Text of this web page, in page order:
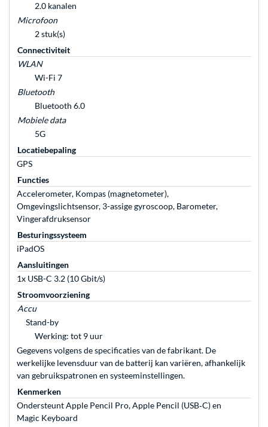
2.0 kanalen
Microfoon
2 stuk(s)
Connectiviteit
WLAN
Wi-Fi 7
Bluetooth
Bluetooth 6.0
Mobiele data
5G
Locatiebepaling
GPS
Functies
Accelerometer, Kompas (magnetometer),
Omgevingslichtsensor, 3-assige gyroscoop, Barometer,
Vingerafdruksensor
Besturingssysteem
iPadOS
Aansluitingen
1x USB-C 3.2 (10 Gbit/s)
Stroomvoorziening
Accu
Stand-by
Werking: tot 9 uur
Gegevens volgens de specificaties van de fabrikant. De
werkelijke levensduur van de batterij kan variëren, afhankelijk
van gebruikspatronen en systeeminstellingen.
Kenmerken
Ondersteunt Apple Pencil Pro, Apple Pencil (USB‑C) en
Magic Keyboard